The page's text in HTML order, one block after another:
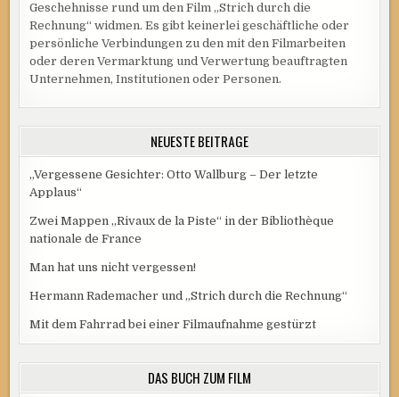
Geschehnisse rund um den Film „Strich durch die
Rechnung“ widmen. Es gibt keinerlei geschäftliche oder
persönliche Verbindungen zu den mit den Filmarbeiten
oder deren Vermarktung und Verwertung beauftragten
Unternehmen, Institutionen oder Personen.
NEUESTE BEITRÄGE
„Vergessene Gesichter: Otto Wallburg – Der letzte
Applaus“
Zwei Mappen „Rivaux de la Piste“ in der Bibliothèque
nationale de France
Man hat uns nicht vergessen!
Hermann Rademacher und „Strich durch die Rechnung“
Mit dem Fahrrad bei einer Filmaufnahme gestürzt
DAS BUCH ZUM FILM